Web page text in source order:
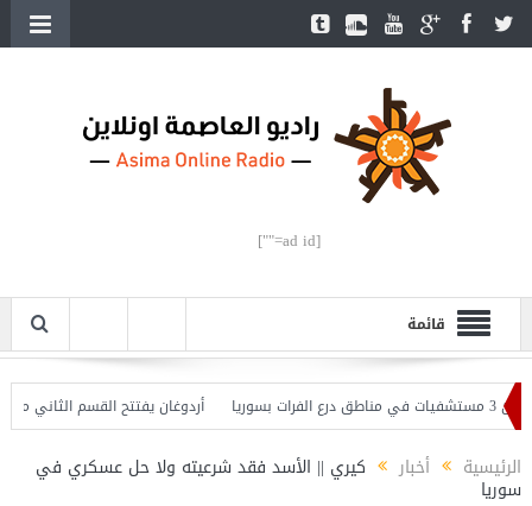
[ad id=""]
قائمة
أردوغان يفتتح القسم الثاني من خط
الرئيسية أخبار كيري || الأسد فقد شرعيته ولا حل عسكري في
سوريا